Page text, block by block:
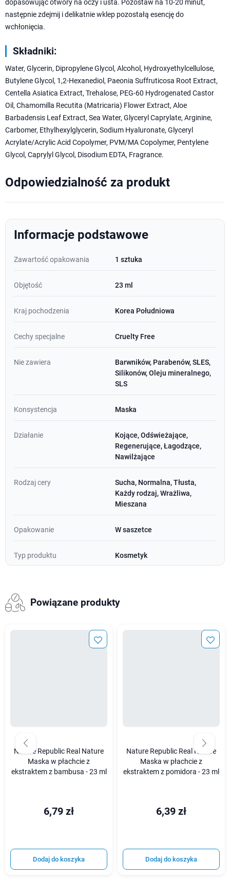
dopasowując otwory na oczy i usta. Pozostaw na 10-20 minut,
następnie zdejmij i delikatnie wklep pozostałą esencję do
wchłonięcia.
Składniki:
Water, Glycerin, Dipropylene Glycol, Alcohol, Hydroxyethylcellulose,
Butylene Glycol, 1,2-Hexanediol, Paeonia Suffruticosa Root Extract,
Centella Asiatica Extract, Trehalose, PEG-60 Hydrogenated Castor
Oil, Chamomilla Recutita (Matricaria) Flower Extract, Aloe
Barbadensis Leaf Extract, Sea Water, Glyceryl Caprylate, Arginine,
Carbomer, Ethylhexylglycerin, Sodium Hyaluronate, Glyceryl
Acrylate/Acrylic Acid Copolymer, PVM/MA Copolymer, Pentylene
Glycol, Caprylyl Glycol, Disodium EDTA, Fragrance.
Odpowiedzialność za produkt
Informacje podstawowe
Zawartość opakowania 1 sztuka
Objętość 23 ml
Kraj pochodzenia Korea Południowa
Cechy specjalne Cruelty Free
Nie zawiera
Barwników, Parabenów, SLES,
Silikonów, Oleju mineralnego,
SLS
Konsystencja Maska
Działanie
Kojące, Odświeżające,
Regenerujące, Łagodzące,
Nawilżające
Rodzaj cery
Sucha, Normalna, Tłusta,
Każdy rodzaj, Wrażliwa,
Mieszana
Opakowanie W saszetce
Typ produktu Kosmetyk
Powiązane produkty
Nature Republic Real Nature
Maska w płachcie z
ekstraktem z bambusa - 23 ml
6,79 zł
Dodaj do koszyka
Nature Republic Real Nature
Maska w płachcie z
ekstraktem z pomidora - 23 ml
6,39 zł
Dodaj do koszyka